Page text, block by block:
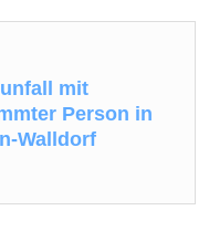
mit
Person in
Walldorf